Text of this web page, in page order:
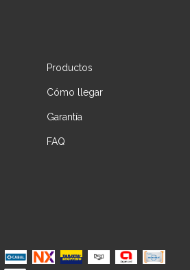
Productos
Cómo llegar
Garantía
FAQ